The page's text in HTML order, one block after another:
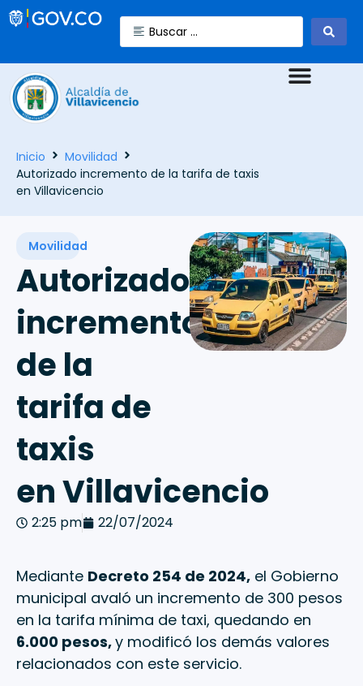
Inicio
Movilidad
Autorizado incremento de la tarifa de taxis
en Villavicencio
Movilidad
Autorizado
incremento
de la
tarifa de
taxis
en Villavicencio
2:25 pm 22/07/2024
Mediante Decreto 254 de 2024, el Gobierno
municipal avaló un incremento de 300 pesos
en la tarifa mínima de taxi, quedando en
6.000 pesos,y modificó los demás valores
relacionados con este servicio.